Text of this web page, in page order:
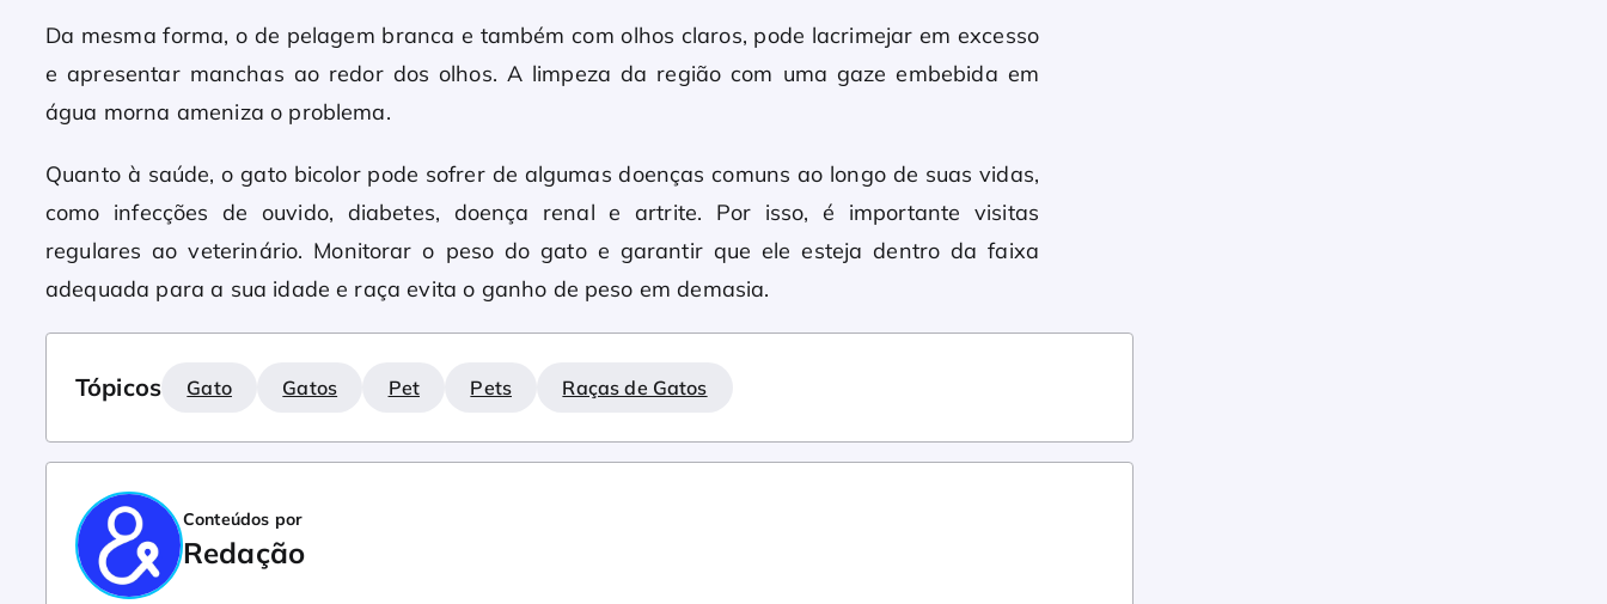
Da mesma forma, o de pelagem branca e também com olhos claros, pode lacrimejar em excesso
e apresentar manchas ao redor dos olhos. A limpeza da região com uma gaze embebida em
água morna ameniza o problema.
Quanto à saúde, o gato bicolor pode sofrer de algumas doenças comuns ao longo de suas vidas,
como infecções de ouvido, diabetes, doença renal e artrite. Por isso, é importante visitas
regulares ao veterinário. Monitorar o peso do gato e garantir que ele esteja dentro da faixa
adequada para a sua idade e raça evita o ganho de peso em demasia.
Tópicos Gato Gatos Pet Pets Raças de Gatos
Conteúdos por
Redação